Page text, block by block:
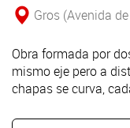
Gros (Avenida
Obra formada por
mismo eje pero a
chapas se curva,